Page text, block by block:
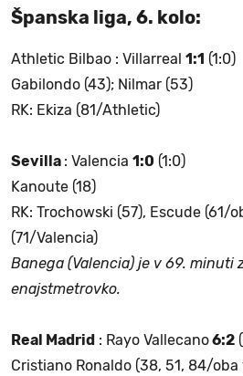
Španska liga, 6. kolo:
Athletic Bilbao : Villarreal 1:1 (1:0)
Gabilondo (43); Nilmar (53)
RK: Ekiza (81/Athletic)
Sevilla : Valencia 1:0 (1:0)
Kanoute (18)
RK: Trochowski (57), Escude (61/
(71/Valencia)
Banega (Valencia) je v 69. minuti
enajstmetrovko.
Real Madrid : Rayo Vallecano6:2
Cristiano Ronaldo (38, 51, 84/oba